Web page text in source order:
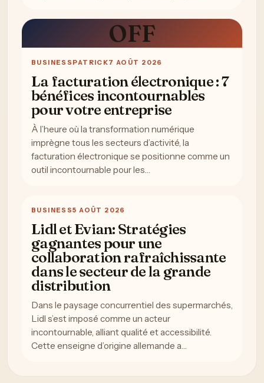
OFF
BUSINESS PATRICK7 AOÛT 2026
La facturation électronique : 7
bénéfices incontournables
pour votre entreprise
À l’heure où la transformation numérique
imprègne tous les secteurs d’activité, la
facturation électronique se positionne comme un
outil incontournable pour les…
BUSINESS5 AOÛT 2026
Lidl et Evian: Stratégies
gagnantes pour une
collaboration rafraîchissante
dans le secteur de la grande
distribution
Dans le paysage concurrentiel des supermarchés,
Lidl s’est imposé comme un acteur
incontournable, alliant qualité et accessibilité.
Cette enseigne d’origine allemande a…